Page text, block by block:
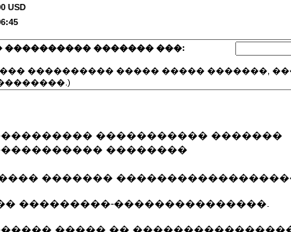
USD
���������� ������� ���:
���������� ����� ����� �������,
����������� �������
��������
�������
���������-���������������.
����� ��